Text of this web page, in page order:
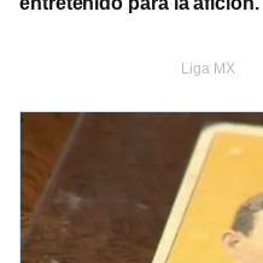
Liga MX
Mikel Arriola